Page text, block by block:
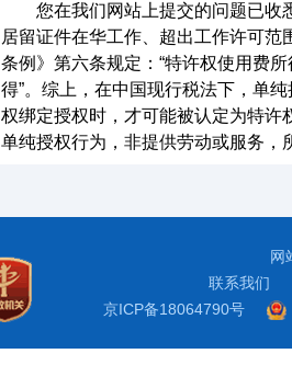
您在我们网站上提交的问题已收悉
居留证件在华工作、超出工作许可范
条例》第六条规定：“特许权使用费
得”。综上，在中国现行税法下，单
权绑定授权时，才可能被认定为特许
单纯授权行为，非提供劳动或服务，
网
联系我们
京ICP备18064790号